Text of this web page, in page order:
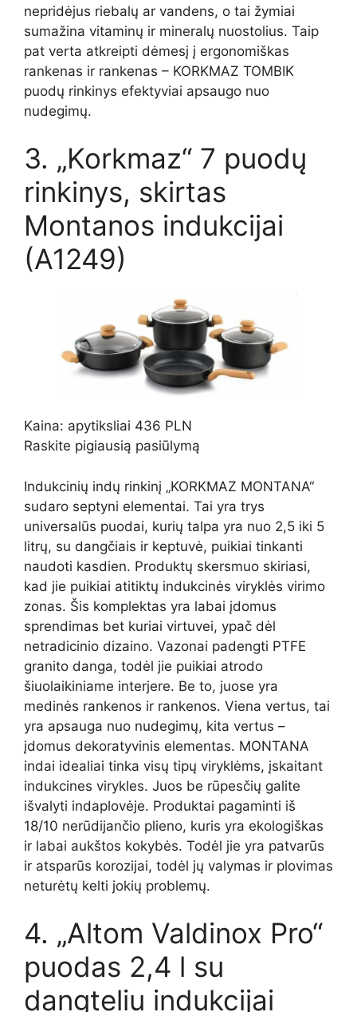
nepridėjus riebalų ar vandens, o tai žymiai
sumažina vitaminų ir mineralų nuostolius. Taip
pat verta atkreipti dėmesį į ergonomiškas
rankenas ir rankenas – KORKMAZ TOMBIK
puodų rinkinys efektyviai apsaugo nuo
nudegimų.
3. „Korkmaz“ 7 puodų
rinkinys, skirtas
Montanos indukcijai
(A1249)
Kaina: apytiksliai 436 PLN
Raskite pigiausią pasiūlymą
Indukcinių indų rinkinį „KORKMAZ MONTANA“
sudaro septyni elementai. Tai yra trys
universalūs puodai, kurių talpa yra nuo 2,5 iki 5
litrų, su dangčiais ir keptuvė, puikiai tinkanti
naudoti kasdien. Produktų skersmuo skiriasi,
kad jie puikiai atitiktų indukcinės viryklės virimo
zonas. Šis komplektas yra labai įdomus
sprendimas bet kuriai virtuvei, ypač dėl
netradicinio dizaino. Vazonai padengti PTFE
granito danga, todėl jie puikiai atrodo
šiuolaikiniame interjere. Be to, juose yra
medinės rankenos ir rankenos. Viena vertus, tai
yra apsauga nuo nudegimų, kita vertus –
įdomus dekoratyvinis elementas. MONTANA
indai idealiai tinka visų tipų viryklėms, įskaitant
indukcines virykles. Juos be rūpesčių galite
išvalyti indaplovėje. Produktai pagaminti iš
18/10 nerūdijančio plieno, kuris yra ekologiškas
ir labai aukštos kokybės. Todėl jie yra patvarūs
ir atsparūs korozijai, todėl jų valymas ir plovimas
neturėtų kelti jokių problemų.
4. „Altom Valdinox Pro“
puodas 2,4 l su
dangteliu indukcijai